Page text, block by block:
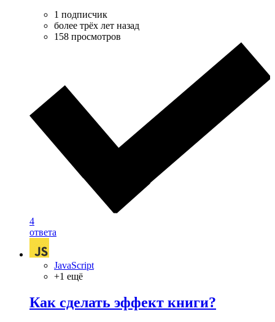
1 подписчик
более трёх лет назад
158 просмотров
4
ответа
JavaScript
+1 ещё
Как сделать эффект книги?